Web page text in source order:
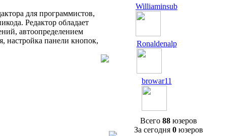
для программистов,
Редактор обладает
автоопределением
настройка панели кнопок,
Williaminsub
Ronaldenalp
browar11
Всего 88 юзеров
За сегодня 0 юзеров